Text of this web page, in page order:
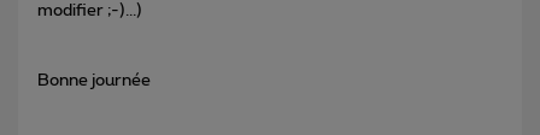
modifier ;-)...)
Bonne journée